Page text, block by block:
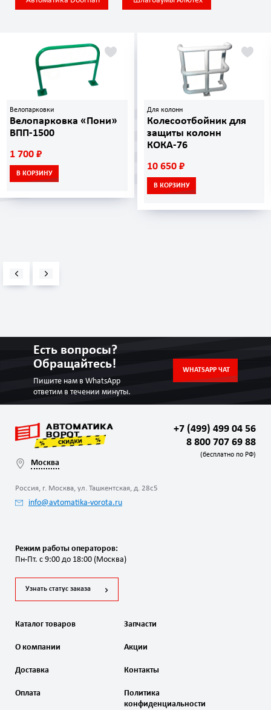
Велопарковки
Велопарковка «Пони»
ВПП-1500
1 700 ₽
В КОРЗИНУ
Для колонн
Колесоотбойник для
защиты колонн
КОКА-76
10 650 ₽
В КОРЗИНУ
Есть вопросы?
Обращайтесь!
Пишите нам в WhatsApp
ответим в течении минуты.
WHATSAPP ЧАТ
Москва
Россия, г. Москва, ул. Ташкентская, д. 28с5
info@avtomatika-vorota.ru
+7 (499) 499 04 56
8 800 707 69 88
(бесплатно по РФ)
Режим работы операторов:
Пн-Пт. с 9:00 до 18:00 (Москва)
Узнать статус заказа
Каталог товаров Запчасти
О компании
Доставка
Оплата
Акции
Контакты
Политика
конфиденциальности